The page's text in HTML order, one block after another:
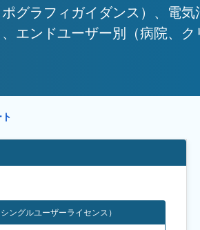
グラフィガイダンス）、電気
エンドユーザー別（病院、ク
ト
ングルユーザーライセンス）